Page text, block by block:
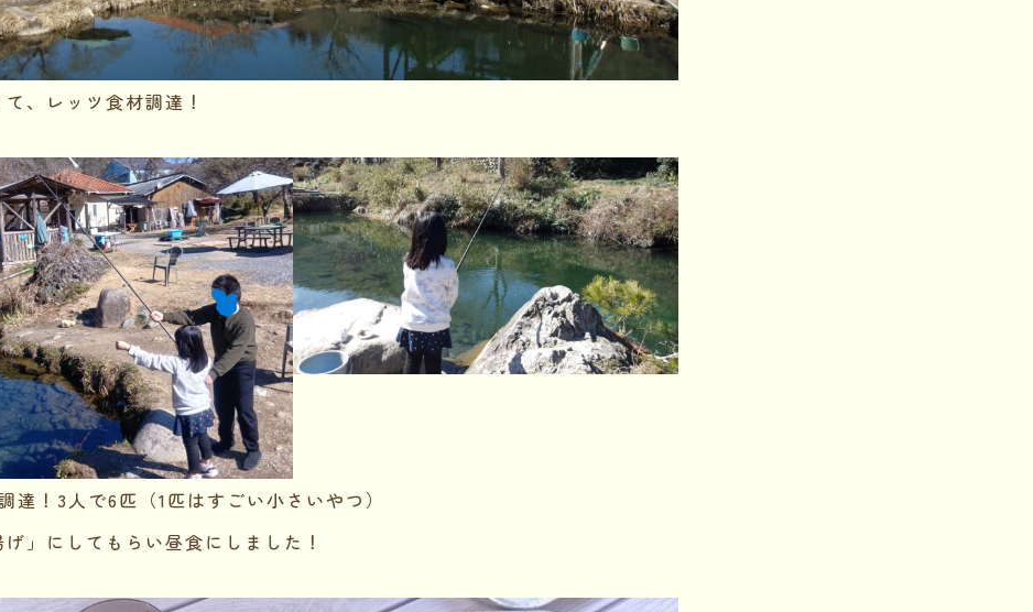
、レッツ食材調達！
達！3人で6匹（1匹はすごい小さいやつ）
」にしてもらい昼食にしました！